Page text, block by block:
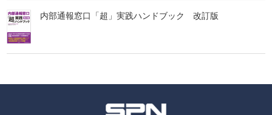
内部通報窓口「超」実践ハンドブック 改訂版